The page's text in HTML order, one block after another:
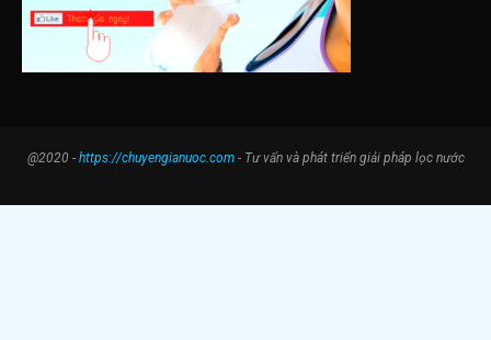
@2020 - https://chuyengianuoc.com- Tư vấn và phát triển giải pháp lọc nước